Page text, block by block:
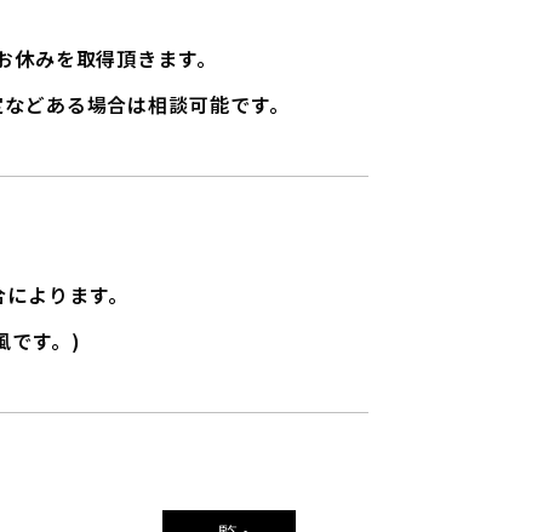
みを取得頂きます。
どある場合は相談可能です。
よります。
です。)